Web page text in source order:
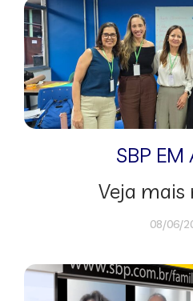
SBP EM
Veja mais
08/06/